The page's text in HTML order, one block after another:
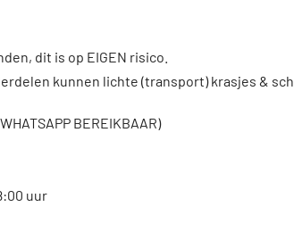
dit is op EIGEN risico.
kunnen lichte (transport) krasjes &
BEREIKBAAR)
uur